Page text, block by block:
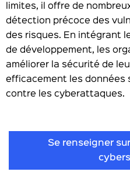
limites, il offre de
détection précoce des
des risques. En intégrant
de développement, les
améliorer la sécurité de
efficacement les données
contre les cyberattaques.
Se renseigner